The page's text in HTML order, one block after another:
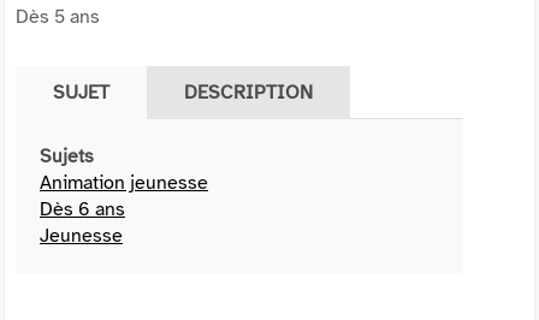
Dès 5 ans
SUJET DESCRIPTION
Sujets
Animation jeunesse
Dès 6 ans
Jeunesse